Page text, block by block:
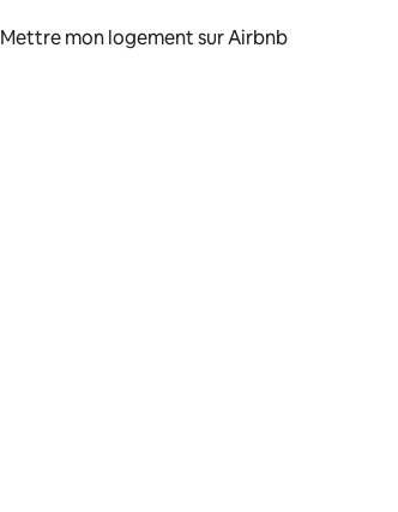
Mettre mon logement sur Airbnb